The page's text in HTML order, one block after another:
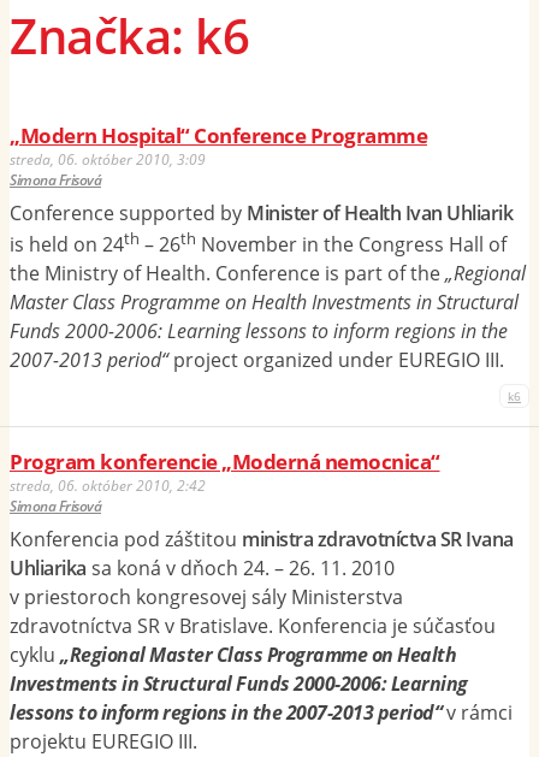
Značka: k6
„Modern Hospital“ Conference Programme
streda, 06. október 2010, 3:09
Simona Frisová
Conference supported by Minister of Health Ivan Uhliarik
is held on 24th – 26th November in the Congress Hall of
the Ministry of Health. Conference is part of the„Regional
Master Class Programme on Health Investments in Structural
Funds 2000-2006: Learning lessons to inform regions in the
2007-2013 period“project organized under EUREGIO III.
k6
Program konferencie „Moderná nemocnica“
streda, 06. október 2010, 2:42
Simona Frisová
Konferencia pod záštitou ministra zdravotníctva SR Ivana
Uhliarika sa koná v dňoch 24. – 26. 11. 2010
v priestoroch kongresovej sály Ministerstva
zdravotníctva SR v Bratislave. Konferencia je súčasťou
cyklu„Regional Master Class Programme on Health
Investments in Structural Funds 2000-2006: Learning
lessons to inform regions in the 2007-2013 period“v rámci
projektu EUREGIO III.